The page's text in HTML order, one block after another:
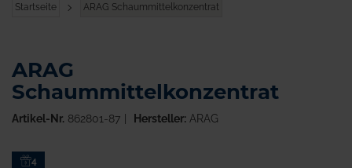
Startseite ARAG Schaummittelkonzentrat
Zum4
ARAG
Schaummittelkonzentrat
Artikel-Nr. 862801-87 Hersteller:ARAG